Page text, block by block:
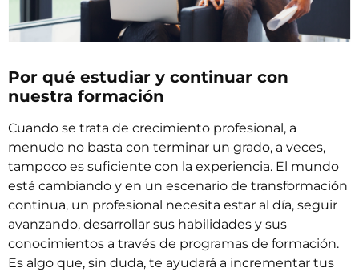
Por qué estudiar y continuar con
nuestra formación
Cuando se trata de crecimiento profesional, a
menudo no basta con terminar un grado, a veces,
tampoco es suficiente con la experiencia. El mundo
está cambiando y en un escenario de transformación
continua, un profesional necesita estar al día, seguir
avanzando, desarrollar sus habilidades y sus
conocimientos a través de programas de formación.
Es algo que, sin duda, te ayudará a incrementar tus